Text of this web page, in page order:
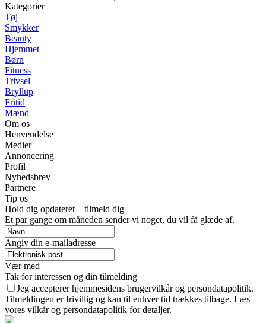
Kategorier
Tøj
Smykker
Beauty
Hjemmet
Børn
Fitness
Trivsel
Bryllup
Fritid
Mænd
Om os
Henvendelse
Medier
Annoncering
Profil
Nyhedsbrev
Partnere
Tip os
Hold dig opdateret – tilmeld dig
Et par gange om måneden sender vi noget, du vil få glæde af.
Angiv din e-mailadresse
Vær med
Tak for interessen og din tilmelding
Jeg accepterer hjemmesidens brugervilkår og persondatapolitik.
Tilmeldingen er frivillig og kan til enhver tid trækkes tilbage. Læs
vores vilkår og persondatapolitik for detaljer.